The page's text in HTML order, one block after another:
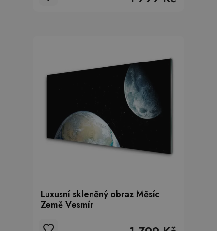
Luxusní skleněný obraz Měsíc
Země Vesmír